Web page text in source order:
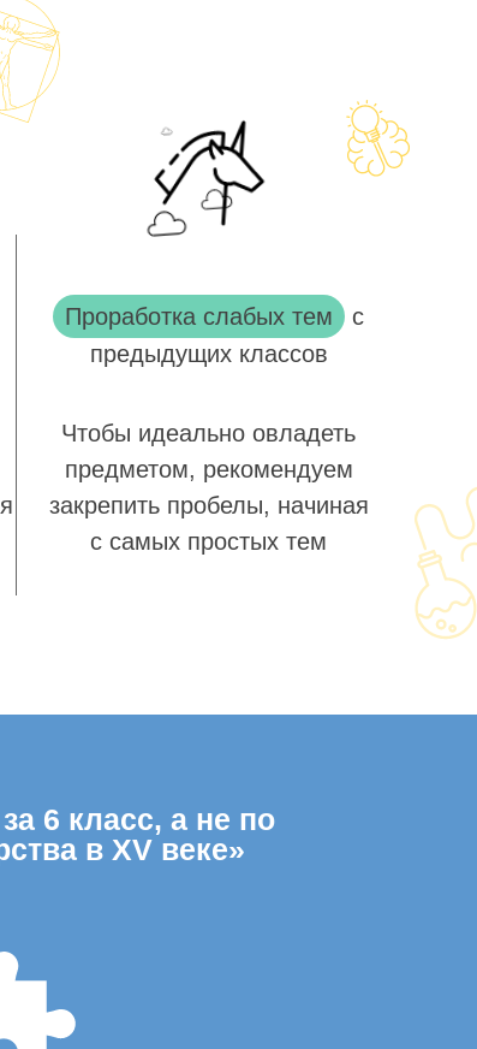
Проработка слабых тем
с
предыдущих классов
Чтобы идеально овладеть
предметом, рекомендуем
закрепить пробелы, начиная
с самых простых тем
6 класс, а не по
в XV веке»